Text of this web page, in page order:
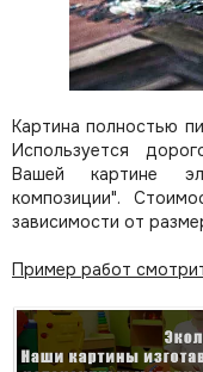
Картина полностью
Используется
Вашей картине
композиции".
зависимости от
Пример работ